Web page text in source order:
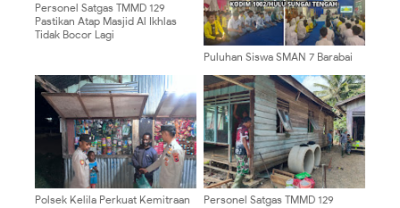
Personel Satgas TMMD 129
Pastikan Atap Masjid Al Ikhlas
Tidak Bocor Lagi
Puluhan Siswa SMAN 7 Barabai
Rekrutmen TNI AD
Polsek Kelila Perkuat Kemitraan
Personel Satgas TMMD 129